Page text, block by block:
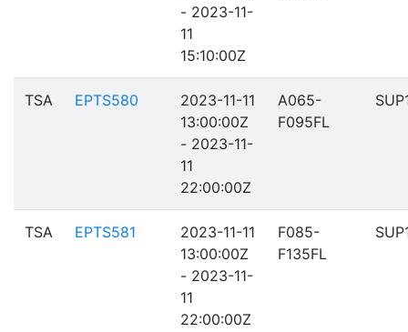
- 2023-11-
11
15:10:00Z
TSA EPTS580
2023-11-11
13:00:00Z
- 2023-11-
11
22:00:00Z
A065-
F095FL
TSA EPTS581
2023-11-11
13:00:00Z
- 2023-11-
11
22:00:00Z
F085-
F135FL